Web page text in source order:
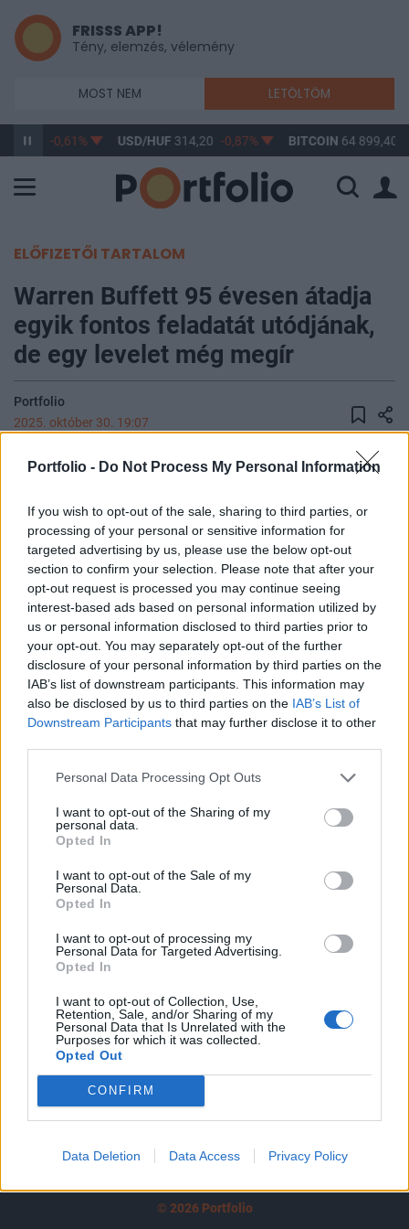
Portfolio - Do Not Process My Personal Information
If you wish to opt-out of the sale, sharing to third parties, or
processing of your personal or sensitive information for
targeted advertising by us, please use the below opt-out
section to confirm your selection. Please note that after your
opt-out request is processed you may continue seeing
interest-based ads based on personal information utilized by
us or personal information disclosed to third parties prior to
your opt-out. You may separately opt-out of the further
disclosure of your personal information by third parties on the
IAB’s list of downstream participants. This information may
also be disclosed by us to third parties on the IAB’s List of
Downstream Participants that may further disclose it to other
Personal Data Processing Opt Outs
I want to opt-out of the Sharing of my
personal data.
Opted In
I want to opt-out of the Sale of my
Personal Data.
Opted In
I want to opt-out of processing my
Personal Data for Targeted Advertising.
Opted In
I want to opt-out of Collection, Use,
Retention, Sale, and/or Sharing of my
Personal Data that Is Unrelated with the
Purposes for which it was collected.
Opted Out
CONFIRM
Data Deletion Data Access Privacy Policy
FRISSS APP!
Tény, elemzés, vélemény
MOST NEM LETÖLTÖM
363,17 -0,61% USD/HUF314,20 -0,87% BITCOIN64 899,40
ELŐFIZETŐI TARTALOM
Warren Buffett 95 évesen átadja
egyik fontos feladatát utódjának,
de egy levelet még megír
Portfolio
2025. október 30. 19:07
Warren Buffett nem írja meg a Berkshire
levelét, a feladatot utódja, Greg Abel veszi át - írja
a Bloomberg.
A The Wall Street Journal szerint Buffett átadja az írás
feladatát a vállalat alelnökének, Greg Abelnek. A 95 éves
milliárdos ugyanakkor november 10-én egy hálaadásnapi
levelet tesz közzé, amelyet gyermekeinek és a
részvényeseknek címez – közölte a lap Buffett
asszisztensére hivatkozva. Buffett az év végén lemond a
Berkshire vezérigazgatói posztjáról, és a hat évtizede...
KEDVES OLVASÓNK!
A keresett cikk a portfolio.hu hírarchívumához
tartozik, melynek olvasása előfizetéses
regisztrációhoz kötött.
Az előfizetés a következőket tartalmazza:
Portfolio.hu teljes cikkarchívum
Kötéslisták: BÉT elmúlt 2 év napon belüli
kötéslistái
Előfizetés
MÁR ELŐFIZETŐNK VAGY?
© 2026 Portfolio